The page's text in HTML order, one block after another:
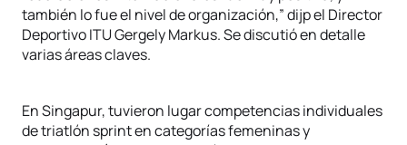
también lo fue el nivel de organización,” dijp el Director
Deportivo ITU Gergely Markus. Se discutió en detalle
varias áreas claves.
En Singapur, tuvieron lugar competencias individuales
de triatlón sprint en categorías femeninas y